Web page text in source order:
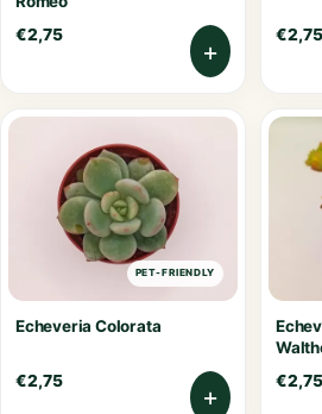
€2,75
+
€2,75
PET-FRIENDLY
Echeveria Colorata
€2,75
+
€2,75